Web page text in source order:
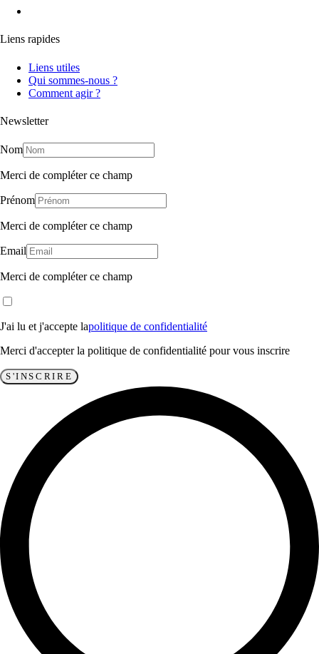
Liens rapides
Liens utiles
Qui sommes-nous ?
Comment agir ?
Newsletter
Nom
Merci de compléter ce champ
Prénom
Merci de compléter ce champ
Email
Merci de compléter ce champ
J'ai lu et j'accepte lapolitique de confidentialité
Merci d'accepter la politique de confidentialité pour vous inscrire
S'INSCRIRE